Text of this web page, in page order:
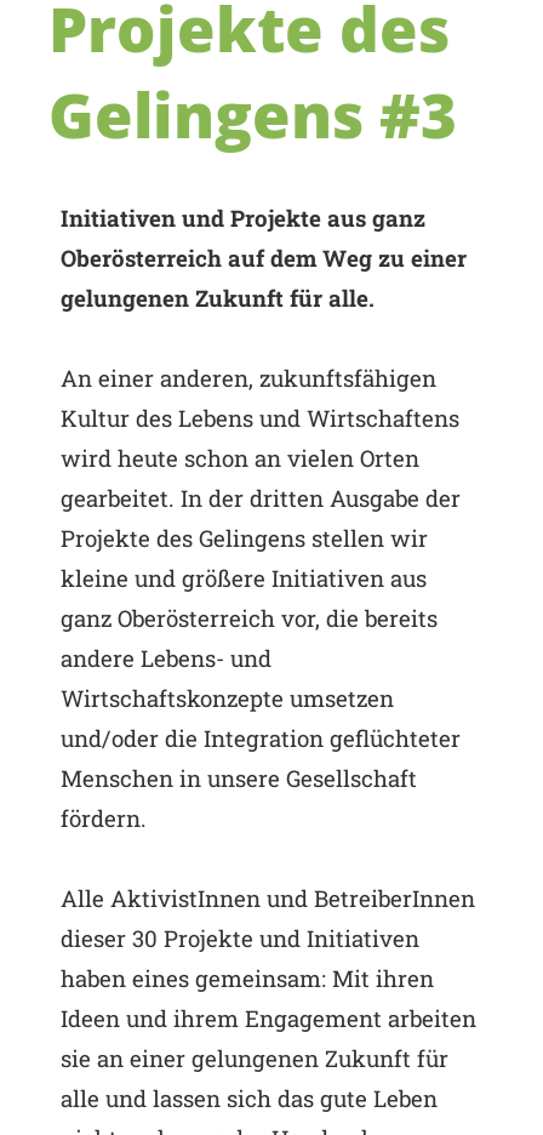
Projekte des
Gelingens #3
Initiativen und Projekte aus ganz
Oberösterreich auf dem Weg zu einer
gelungenen Zukunft für alle.
An einer anderen, zukunftsfähigen
Kultur des Lebens und Wirtschaftens
wird heute schon an vielen Orten
gearbeitet. In der dritten Ausgabe der
Projekte des Gelingens stellen wir
kleine und größere Initiativen aus
ganz Oberösterreich vor, die bereits
andere Lebens- und
Wirtschaftskonzepte umsetzen
und/oder die Integration geflüchteter
Menschen in unsere Gesellschaft
fördern.
Alle AktivistInnen und BetreiberInnen
dieser 30 Projekte und Initiativen
haben eines gemeinsam: Mit ihren
Ideen und ihrem Engagement arbeiten
sie an einer gelungenen Zukunft für
alle und lassen sich das gute Leben